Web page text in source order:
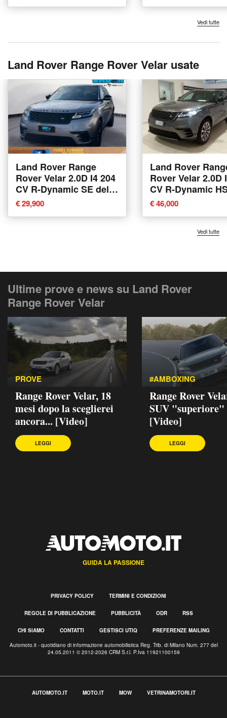
Vedi tutte
Land Rover Range Rover Velar usate
Land Rover Range
Rover Velar 2.0D I4 204
CV R-Dynamic SE del
2021 usata a
Tavagnacco
€ 29,900
Land Rover
Rover Velar 2.0D
CV R-Dynamic
2017 usata a
€ 46,000
Vedi tutte
Ultime prove e news su Land Rover
Range Rover Velar
PROVE
Range Rover Velar, 18
mesi dopo la sceglierei
ancora... [Video]
LEGGI
#AMBOXING
Range Rover
SUV "superiore"
[Video]
LEGGI
GUIDA LA PASSIONE
PRIVACY POLICY TERMINI E CONDIZIONI
REGOLE DI PUBBLICAZIONE PUBBLICITÀ ODR RSS
CHI SIAMO CONTATTI GESTISCI UTIQ PREFERENZE MAILING
Automoto.it - quotidiano di informazione automobilistica Reg. Trib. di Milano Num. 277 del
24.05.2011 © 2012-2026 CRM S.r.l. P.Iva 11921100159
AUTOMOTO.IT MOTO.IT MOW VETRINAMOTORI.IT